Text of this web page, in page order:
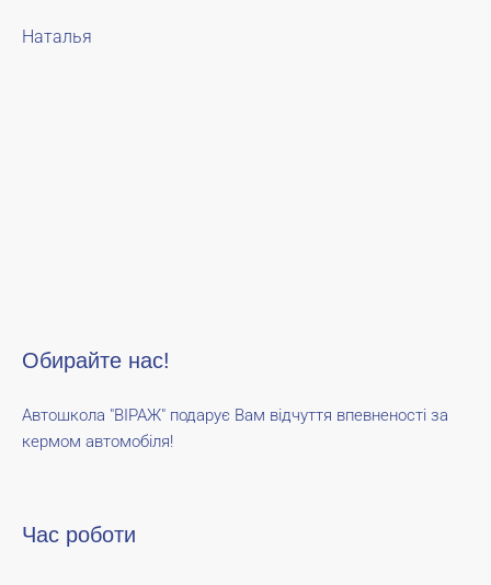
Наталья
Обирайте нас!
Автошкола "ВІРАЖ" подарує Вам відчуття впевненості за
кермом автомобіля!
Час роботи